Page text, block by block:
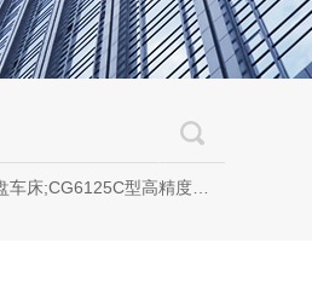
斜床身精密数控车床，200规格精密外圆磨床，立、卧加工中心，齿轮机床